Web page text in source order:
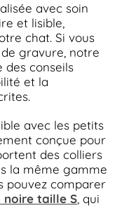
avec soin
et lisible,
chat. Si vous
gravure, notre
des conseils
et la
avec les petits
conçue pour
des colliers
la même gamme
pouvez comparer
noire taille S, qui